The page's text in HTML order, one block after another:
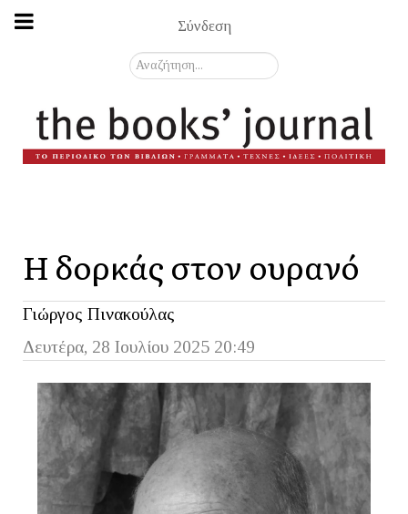
Σύνδεση
Αναζήτηση...
Η δορκάς στον ουρανό
Γιώργος Πινακούλας
Δευτέρα, 28 Ιουλίου 2025 20:49